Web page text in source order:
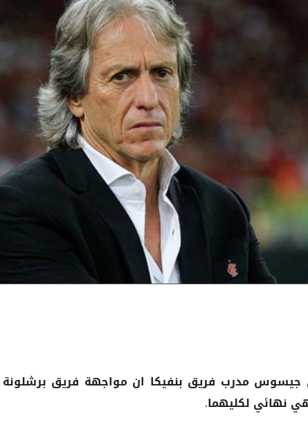
جيسوس مدرب فريق بنفيكا ان مواجهة فريق برشلونة
نهائي لكليهما.